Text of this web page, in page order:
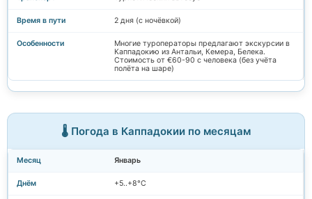
2 дня (с ночёвкой)
Многие туроператоры предлагают экскурсии в
Каппадокию из Антальи, Кемера, Белека.
Стоимость от €60-90 с человека (без учёта
полёта на шаре)
🌡️ Погода в Каппадокии по месяцам
Январь
+5..+8°C